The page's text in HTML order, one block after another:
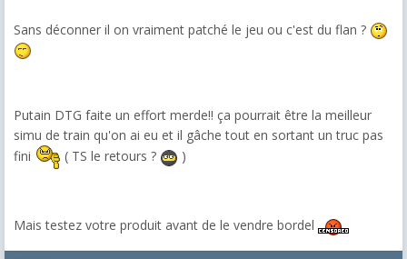
Sans déconner il on vraiment patché le jeu ou c'est du flan ?
Putain DTG faite un effort merde!! ça pourrait être la meilleur
simu de train qu'on ai eu et il gâche tout en sortant un truc pas
fini
( TS le retours ? )
Mais testez votre produit avant de le vendre bordel